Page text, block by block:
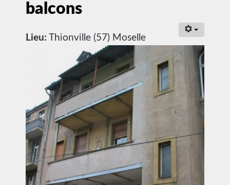
balcons
Lieu: Thionville (57) Moselle